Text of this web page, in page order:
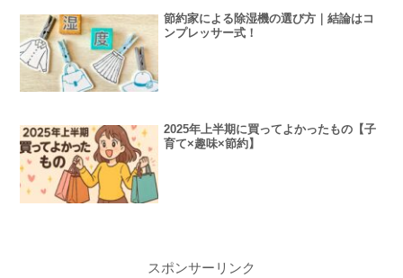
節約家による除湿機の選び方｜結論はコ
ンプレッサー式！
2025年上半期に買ってよかったもの【子
育て×趣味×節約】
スポンサーリンク